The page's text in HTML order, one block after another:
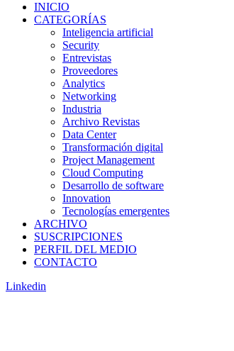
INICIO
CATEGORÍAS
Inteligencia artificial
Security
Entrevistas
Proveedores
Analytics
Networking
Industria
Archivo Revistas
Data Center
Transformación digital
Project Management
Cloud Computing
Desarrollo de software
Innovation
Tecnologías emergentes
ARCHIVO
SUSCRIPCIONES
PERFIL DEL MEDIO
CONTACTO
Linkedin